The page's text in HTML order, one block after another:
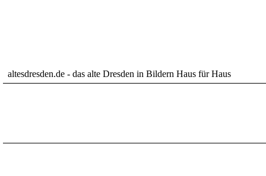
altesdresden.de - das alte Dresden in Bildern Haus für Haus